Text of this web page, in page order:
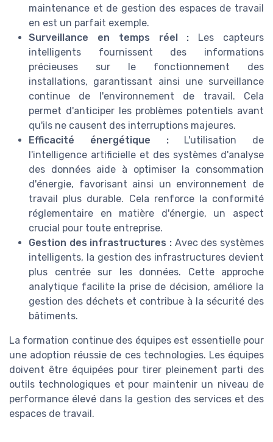
maintenance et de gestion des espaces de travail
en est un parfait exemple.
Surveillance en temps réel : Les capteurs
intelligents fournissent des informations
précieuses sur le fonctionnement des
installations, garantissant ainsi une surveillance
continue de l'environnement de travail. Cela
permet d'anticiper les problèmes potentiels avant
qu'ils ne causent des interruptions majeures.
Efficacité énergétique :L'utilisation de
l'intelligence artificielle et des systèmes d'analyse
des données aide à optimiser la consommation
d'énergie, favorisant ainsi un environnement de
travail plus durable. Cela renforce la conformité
réglementaire en matière d'énergie, un aspect
crucial pour toute entreprise.
Gestion des infrastructures : Avec des systèmes
intelligents, la gestion des infrastructures devient
plus centrée sur les données. Cette approche
analytique facilite la prise de décision, améliore la
gestion des déchets et contribue à la sécurité des
bâtiments.
La formation continue des équipes est essentielle pour
une adoption réussie de ces technologies. Les équipes
doivent être équipées pour tirer pleinement parti des
outils technologiques et pour maintenir un niveau de
performance élevé dans la gestion des services et des
espaces de travail.